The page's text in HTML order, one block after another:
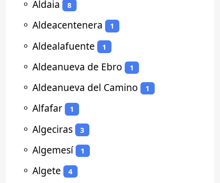
⚬ Aldaia 8
⚬ Aldeacentenera 1
⚬ Aldealafuente 1
⚬ Aldeanueva de Ebro 1
⚬ Aldeanueva del Camino 1
⚬ Alfafar 1
⚬ Algeciras 3
⚬ Algemesí 1
⚬ Algete 4